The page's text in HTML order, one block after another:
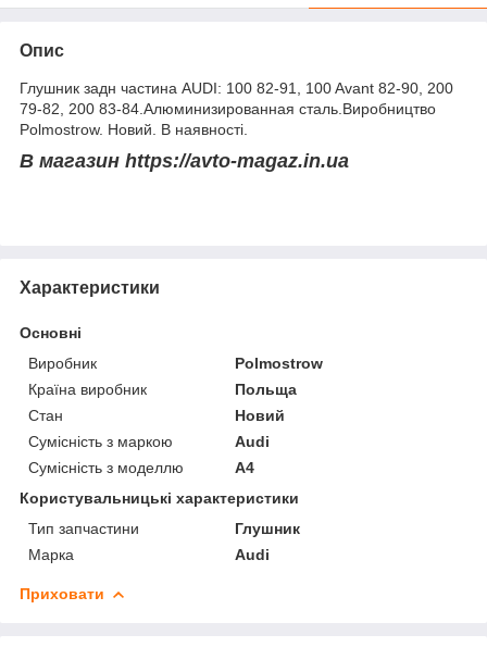
Опис
Глушник задн частина AUDI: 100 82-91, 100 Avant 82-90, 200
79-82, 200 83-84.Алюминизированная сталь.Виробництво
Polmostrow. Новий. В наявності.
В магазин https://avto-magaz.in.ua
Характеристики
Основні
Виробник
Polmostrow
Країна виробник
Польща
Стан
Новий
Сумісність з маркою
Audi
Сумісність з моделлю
A4
Користувальницькі характеристики
Тип запчастини
Глушник
Марка
Audi
Приховати